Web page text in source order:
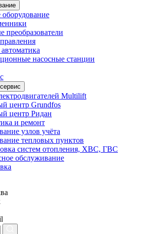
преобразователи
насосные станции
Multilift
центр Grundfos
центр Ридан
и ремонт
узлов учёта
тепловых пунктов
систем отопления, ХВС, ГВС
обслуживание